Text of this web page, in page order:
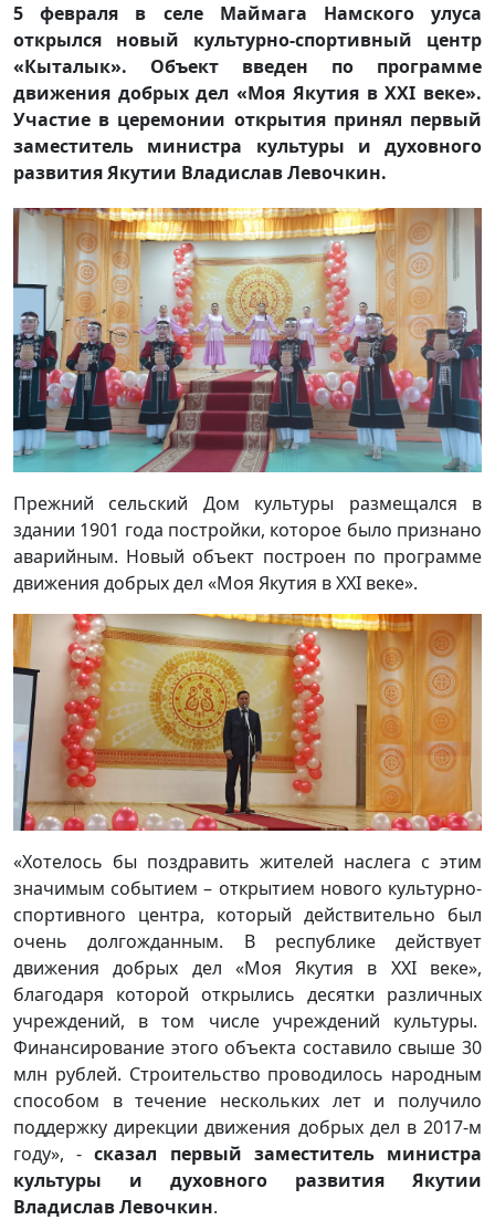
5 февраля в селе Маймага Намского улуса
открылся новый культурно-спортивный центр
«Кыталык». Объект введен по программе
движения добрых дел «Моя Якутия в XXI веке».
Участие в церемонии открытия принял первый
заместитель министра культуры и духовного
развития Якутии Владислав Левочкин.
Прежний сельский Дом культуры размещался в
здании 1901 года постройки, которое было признано
аварийным. Новый объект построен по программе
движения добрых дел «Моя Якутия в XXI веке».
«Хотелось бы поздравить жителей наслега с этим
значимым событием – открытием нового культурно-
спортивного центра, который действительно был
очень долгожданным. В республике действует
движения добрых дел «Моя Якутия в XXI веке»,
благодаря которой открылись десятки различных
учреждений, в том числе учреждений культуры.
Финансирование этого объекта составило свыше 30
млн рублей. Строительство проводилось народным
способом в течение нескольких лет и получило
поддержку дирекции движения добрых дел в 2017-м
году», -сказал первый заместитель министра
культуры и духовного развития Якутии
Владислав Левочкин.